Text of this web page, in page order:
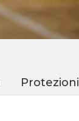
Protezioni